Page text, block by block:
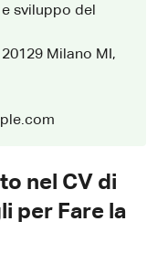
sviluppo del
Milano MI,
nel CV di
per Fare la